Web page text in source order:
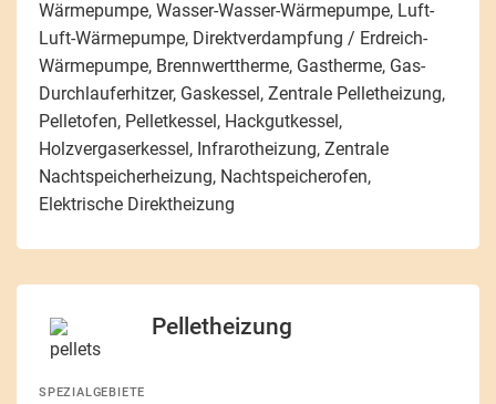
Wärmepumpe, Wasser-Wasser-Wärmepumpe, Luft-
Luft-Wärmepumpe, Direktverdampfung / Erdreich-
Wärmepumpe, Brennwerttherme, Gastherme, Gas-
Durchlauferhitzer, Gaskessel, Zentrale Pelletheizung,
Pelletofen, Pelletkessel, Hackgutkessel,
Holzvergaserkessel, Infrarotheizung, Zentrale
Nachtspeicherheizung, Nachtspeicherofen,
Elektrische Direktheizung
Pelletheizung
SPEZIALGEBIETE